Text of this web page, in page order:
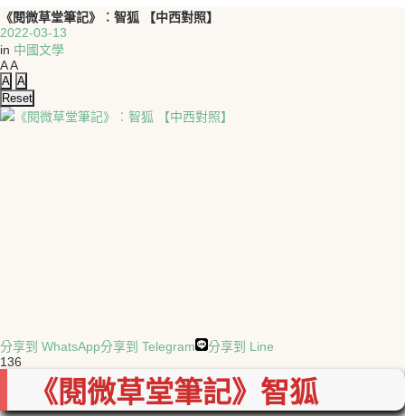
《閱微草堂筆記》︰智狐 【中西對照】
2022-03-13
in 中國文學
AA
A A
Reset
分享到 WhatsApp分享到 Telegram
分享到 Line
136
《閱微草堂筆記》智狐